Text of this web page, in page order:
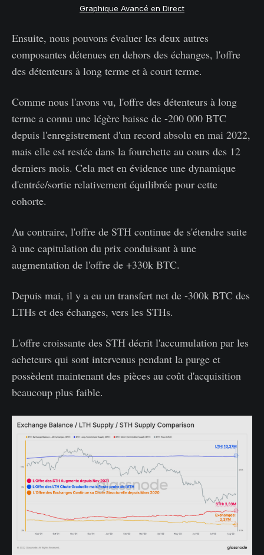
Graphique Avancé en Direct
Ensuite, nous pouvons évaluer les deux autres
composantes détenues en dehors des échanges, l'offre
des détenteurs à long terme et à court terme.
Comme nous l'avons vu, l'offre des détenteurs à long
terme a connu une légère baisse de -200 000 BTC
depuis l'enregistrement d'un record absolu en mai 2022,
mais elle est restée dans la fourchette au cours des 12
derniers mois. Cela met en évidence une dynamique
d'entrée/sortie relativement équilibrée pour cette
cohorte.
Au contraire, l'offre de STH continue de s'étendre suite
à une capitulation du prix conduisant à une
augmentation de l'offre de +330k BTC.
Depuis mai, il y a eu un transfert net de -300k BTC des
LTHs et des échanges, vers les STHs.
L'offre croissante des STH décrit l'accumulation par les
acheteurs qui sont intervenus pendant la purge et
possèdent maintenant des pièces au coût d'acquisition
beaucoup plus faible.